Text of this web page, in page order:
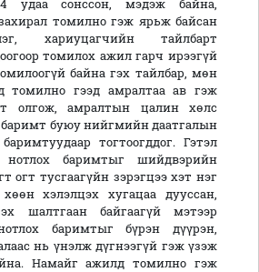
удаа сонссон, мэдэж байна,
томилно гэж ярьж байсан
хариуцагчийн тайлбарт
томилох ажил гарч ирээгүй
байна гэх тайлбар, мөн
томилно гээд амралтаа ав гэж
олгож, амралтын цалин хөлс
баримт буюу нийгмийн даатгалын
тогтоогддог. Гэтэл
нотлох баримтыг шийдвэрийн
огт тусгаагүйн зэрэгцээ хэт нэг
хэлэлцэх хугацаа дууссан,
шалтгаан байгаагүй мэтээр
баримтыг бүрэн дүүрэн,
нь үнэлж дүгнээгүй гэж үзэж
Намайг ажилд томилно гэж